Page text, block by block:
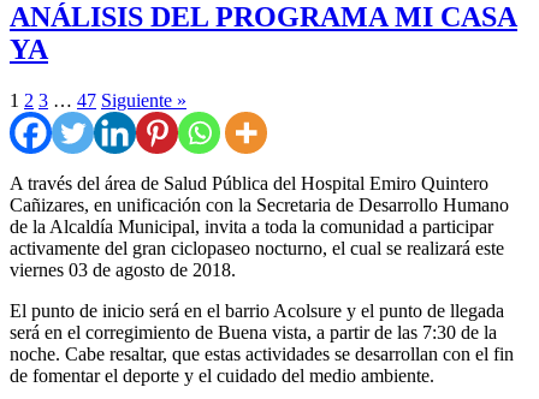
ANÁLISIS DEL PROGRAMA MI CASA
YA
1 2 3 … 47 Siguiente »
A través del área de Salud Pública del Hospital Emiro Quintero
Cañizares, en unificación con la Secretaria de Desarrollo Humano
de la Alcaldía Municipal, invita a toda la comunidad a participar
activamente del gran ciclopaseo nocturno, el cual se realizará este
viernes 03 de agosto de 2018.
El punto de inicio será en el barrio Acolsure y el punto de llegada
será en el corregimiento de Buena vista, a partir de las 7:30 de la
noche. Cabe resaltar, que estas actividades se desarrollan con el fin
de fomentar el deporte y el cuidado del medio ambiente.